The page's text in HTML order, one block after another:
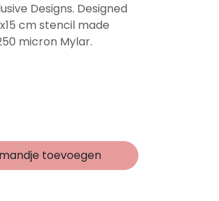
Designs. Designed
cm stencil made
micron Mylar.
toevoegen